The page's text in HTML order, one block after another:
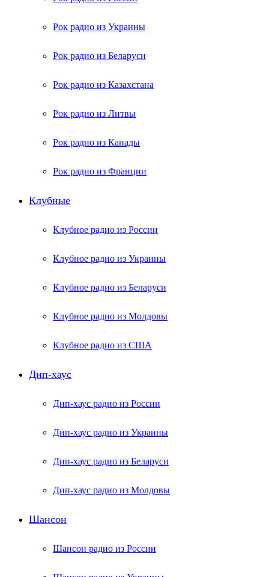
Рок радио из Украины
Рок радио из Беларуси
Рок радио из Казахстана
Рок радио из Литвы
Рок радио из Канады
Рок радио из Франции
Клубные
Клубное радио из России
Клубное радио из Украины
Клубное радио из Беларуси
Клубное радио из Молдовы
Клубное радио из США
Дип-хаус
Дип-хаус радио из России
Дип-хаус радио из Украины
Дип-хаус радио из Беларуси
Дип-хаус радио из Молдовы
Шансон
Шансон радио из России